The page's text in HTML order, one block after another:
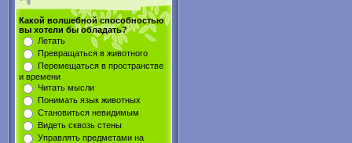
Какой волшебной способностью
вы хотели бы обладать?
Летать
Превращаться в животного
Перемещаться в пространстве
и времени
Читать мысли
Понимать язык животных
Становиться невидимым
Видеть сквозь стены
Управлять предметами на